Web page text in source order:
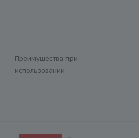
Преимущества при
использовании